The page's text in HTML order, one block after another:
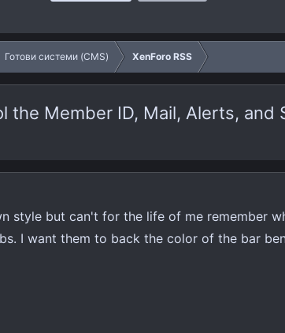
Готови системи (CMS) XenForo RSS
Member ID, Mail, Alerts, and
style but can't for the life of me remember
I want them to back the color of the bar